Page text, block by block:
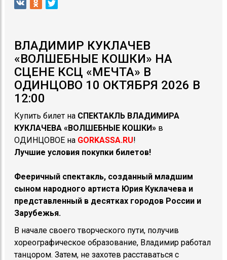
ВЛАДИМИР КУКЛАЧЕВ
«ВОЛШЕБНЫЕ КОШКИ» НА
СЦЕНЕ КСЦ «МЕЧТА» В
ОДИНЦОВО 10 ОКТЯБРЯ 2026 В
12:00
Купить билет на СПЕКТАКЛЬ ВЛАДИМИРА
КУКЛАЧЕВА «ВОЛШЕБНЫЕ КОШКИ» в
ОДИНЦОВОЕ на GORKASSA.RU!
Лучшие условия покупки билетов!
Фееричный спектакль, созданный младшим
сыном народного артиста Юрия Куклачева и
представленный в десятках городов России и
Зарубежья.
В начале своего творческого пути, получив
хореографическое образование, Владимир работал
танцором. Затем, не захотев расставаться с